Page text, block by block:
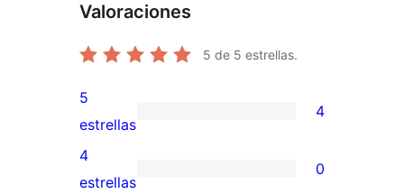
Valoraciones
5 de 5 estrellas.
4
valoraciones
de
5
estrellas
4
0
4
estrellas
0